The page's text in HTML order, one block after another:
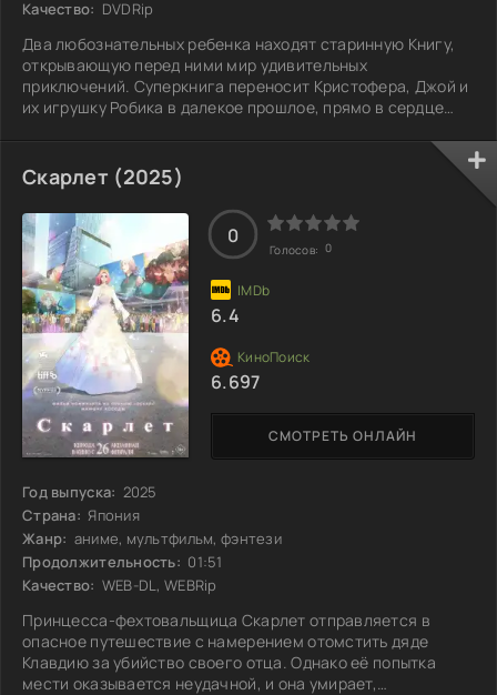
Качество: DVDRip
Два любознательных ребенка находят старинную Книгу,
открывающую перед ними мир удивительных
приключений. Суперкнига переносит Кристофера, Джой и
их игрушку Робика в далекое прошлое, прямо в сердце
Самсона и Давида, и даже проходят с Моисеем через
расступившиеся воды Красного моря. Вифлеемские ясли
с младенцем Иисусом становятся еще одной яркой вехой
в их путешествии, наполненном уроками и открытиями.
Каждый эпизод оставляет ребятам ценное
Скарлет (2025)
Год выпуска: 2025
Страна: Япония
Жанр: аниме, мультфильм, фэнтези
Продолжительность: 01:51
Качество: WEB-DL, WEBRip
Принцесса-фехтовальщица Скарлет отправляется в
опасное путешествие с намерением отомстить дяде
Клавдию за убийство своего отца. Однако её попытка
мести оказывается неудачной, и она умирает,
СМОТРЕТЬ ОНЛАЙН
0
Голосов: 0
6.4
6.697